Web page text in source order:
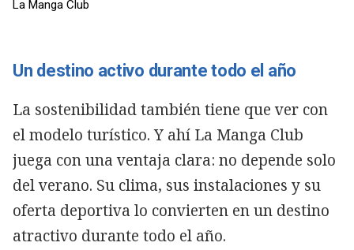
La Manga Club
Un destino activo durante todo el año
La sostenibilidad también tiene que ver con
el modelo turístico. Y ahí La Manga Club
juega con una ventaja clara: no depende solo
del verano. Su clima, sus instalaciones y su
oferta deportiva lo convierten en un destino
atractivo durante todo el año.